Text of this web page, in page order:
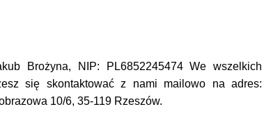
Brożyna, NIP: PL6852245474We wszelkich
się skontaktować z nami mailowo na adres:
10/6, 35-119 Rzeszów.